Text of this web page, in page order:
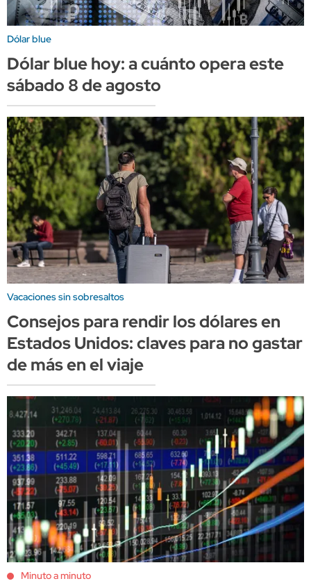
Dólar blue
Dólar blue hoy: a cuánto opera este
sábado 8 de agosto
Vacaciones sin sobresaltos
Consejos para rendir los dólares en
Estados Unidos: claves para no gastar
de más en el viaje
Minuto a minuto